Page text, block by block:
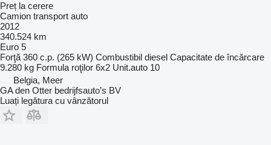
Preț la cerere
Camion transport auto
2012
340.524 km
Euro 5
Forţă 360 c.p. (265 kW) Combustibil diesel Capacitate de încărcare
9.280 kg Formula roţilor 6x2 Unit.auto 10
Belgia, Meer
GA den Otter bedrijfsauto’s BV
Luați legătura cu vânzătorul